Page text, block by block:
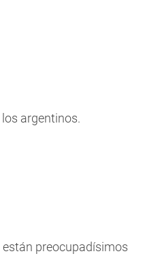
argentinos.
están preocupadísimos